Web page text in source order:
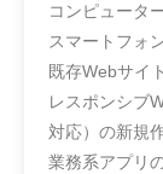
コンピュータ
スマートフォ
既存Webサイ
レスポンシブ
対応）の新規
業務系アプリ